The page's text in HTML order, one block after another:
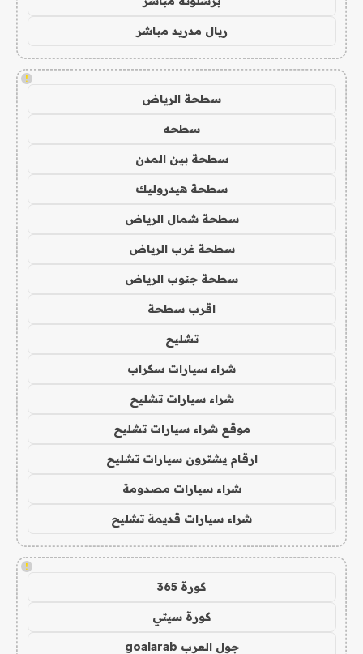
ريال مدريد مباشر
!
سطحة الرياض
سطحه
سطحة بين المدن
سطحة هيدروليك
سطحة شمال الرياض
سطحة غرب الرياض
سطحة جنوب الرياض
اقرب سطحة
تشليح
شراء سيارات سكراب
شراء سيارات تشليح
موقع شراء سيارات تشليح
ارقام يشترون سيارات تشليح
شراء سيارات مصدومة
شراء سيارات قديمة تشليح
!
كورة 365
كورة سيتي
جول العرب goalarab